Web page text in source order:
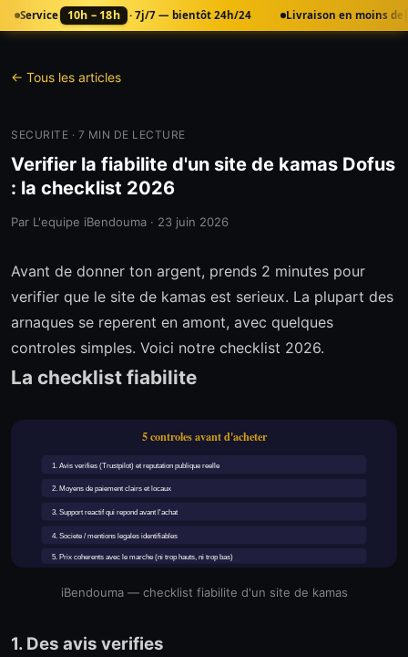
Service 10h – 18h · 7j/7 — bientôt 24h/24 Livraison en moins de
← Tous les articles
SECURITE · 7 MIN DE LECTURE
Verifier la fiabilite d'un site de kamas Dofus
: la checklist 2026
Par L'equipe iBendouma · 23 juin 2026
Avant de donner ton argent, prends 2 minutes pour
verifier que le site de kamas est serieux. La plupart des
arnaques se reperent en amont, avec quelques
controles simples. Voici notre checklist 2026.
La checklist fiabilite
5 controles avant d'acheter
1. Avis verifies (Trustpilot) et reputation publique reelle
2. Moyens de paiement clairs et locaux
3. Support reactif qui repond avant l'achat
4. Societe / mentions legales identifiables
5. Prix coherents avec le marche (ni trop hauts, ni trop bas)
iBendouma — checklist fiabilite d'un site de kamas
1. Des avis verifies